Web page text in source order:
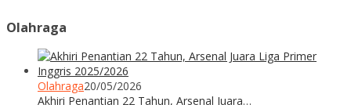
Olahraga
Olahraga20/05/2026
Akhiri Penantian 22 Tahun, Arsenal Juara…